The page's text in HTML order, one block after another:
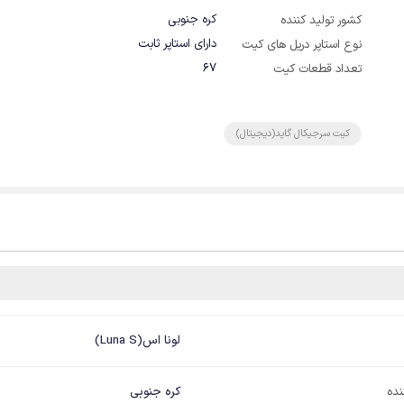
کشور تولید کننده
کره جنوبی
نوع استاپر دریل های کیت
دارای استاپر ثابت
تعداد قطعات کیت
67
کیت سرجیکال گاید(دیجیتال)
لونا اس(Luna S)
کره جنوبی